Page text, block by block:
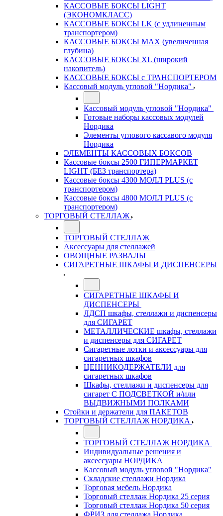
КАССОВЫЕ БОКСЫ LIGHT
(ЭКОНОМКЛАСС)
КАССОВЫЕ БОКСЫ LK (с удлиненным
транспортером)
КАССОВЫЕ БОКСЫ MAX (увеличенная
глубина)
КАССОВЫЕ БОКСЫ XL (широкий
накопитель)
КАССОВЫЕ БОКСЫ с ТРАНСПОРТЕРОМ
Кассовый модуль угловой "Нордика"
Кассовый модуль угловой "Нордика"
Готовые наборы кассовых модулей
Нордика
Элементы углового кассавого модуля
Нордика
ЭЛЕМЕНТЫ КАССОВЫХ БОКСОВ
Кассовые боксы 2500 ГИПЕРМАРКЕТ
LIGHT (БЕЗ транспортера)
Кассовые боксы 4300 МОЛЛ PLUS (с
транспортером)
Кассовые боксы 4800 МОЛЛ PLUS (с
транспортером)
ТОРГОВЫЙ СТЕЛЛАЖ
ТОРГОВЫЙ СТЕЛЛАЖ
Аксессуары для стеллажей
ОВОЩНЫЕ РАЗВАЛЫ
СИГАРЕТНЫЕ ШКАФЫ И ДИСПЕНСЕРЫ
СИГАРЕТНЫЕ ШКАФЫ И
ДИСПЕНСЕРЫ
ЛДСП шкафы, стеллажи и диспенсеры
для СИГАРЕТ
МЕТАЛЛИЧЕСКИЕ шкафы, стеллажи
и диспенсеры для СИГАРЕТ
Сигаретные лотки и аксессуары для
сигаретных шкафов
ЦЕННИКОДЕРЖАТЕЛИ для
сигаретных шкафов
Шкафы, стеллажи и диспенсеры для
сигарет С ПОДСВЕТКОЙ и/или
ВЫДВИЖНЫМИ ПОЛКАМИ
Стойки и держатели для ПАКЕТОВ
ТОРГОВЫЙ СТЕЛЛАЖ НОРДИКА
ТОРГОВЫЙ СТЕЛЛАЖ НОРДИКА
Индивидуальные решения и
аксессуары НОРДИКА
Кассовый модуль угловой "Нордика"
Складские стеллажи Нордика
Торговая мебель Нордика
Торговый стеллаж Нордика 25 серия
Торговый стеллаж Нордика 50 серия
ФРИЗ для стеллажа Нордика